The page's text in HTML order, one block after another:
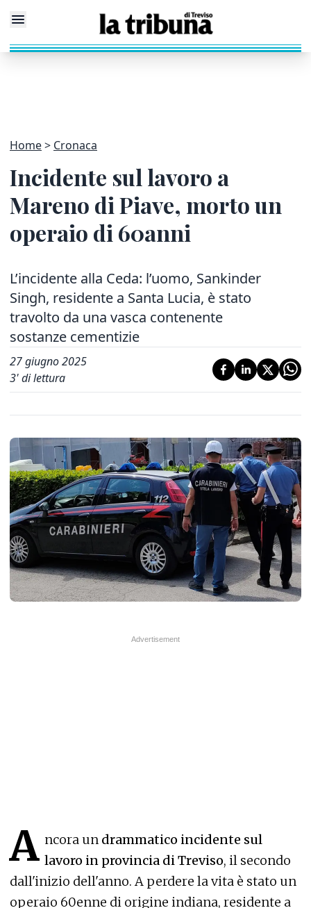
Home Cronaca
Incidente sul lavoro a
Mareno di Piave, morto un
operaio di 60anni
L’incidente alla Ceda: l’uomo, Sankinder
Singh, residente a Santa Lucia, è stato
travolto da una vasca contenente
sostanze cementizie
27 giugno 2025
3' di lettura
A ncora un drammatico incidente sul
lavoro in provincia di Treviso, il secondo
dall'inizio dell'anno. A perdere la vita è stato un
operaio 60enne di origine indiana, residente a